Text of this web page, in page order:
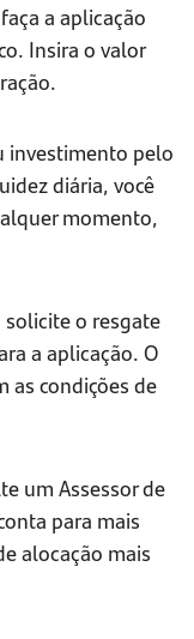
a aplicação
Insira o valor
investimento pelo
diária, você
momento,
o resgate
a aplicação. O
as condições de
um Assessor de
para mais
alocação mais